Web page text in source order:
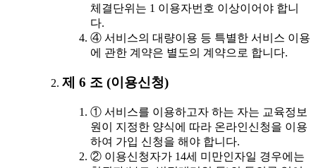
체결단위는 1 이용자번호 이상이어야 합니
다.
④ 서비스의 대량이용 등 특별한 서비스 이용
에 관한 계약은 별도의 계약으로 합니다.
제 6 조 (이용신청)
① 서비스를 이용하고자 하는 자는 교육정보
원이 지정한 양식에 따라 온라인신청을 이용
하여 가입 신청을 해야 합니다.
② 이용신청자가 14세 미만인자일 경우에는